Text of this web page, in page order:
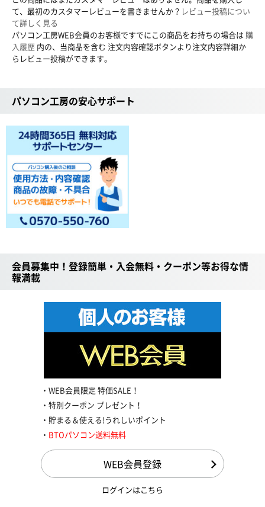
て、最初のカスタマーレビューを書きませんか？ レビュー投稿につい
て詳しく見る
パソコン工房WEB会員のお客様ですでにこの商品をお持ちの場合は 購
入履歴 内の、当商品を含む 注文内容確認ボタンより注文内容詳細か
らレビュー投稿ができます。
パソコン工房の安心サポート
会員募集中！登録簡単・入会無料・クーポン等お得な情
報満載
WEB会員限定 特価SALE！
特別クーポン プレゼント！
貯まる＆使える!うれしいポイント
BTOパソコン送料無料
WEB会員登録
ログインはこちら